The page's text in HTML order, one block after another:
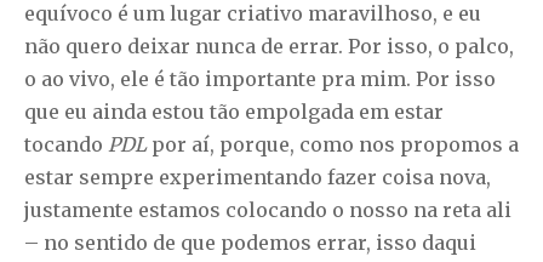
equívoco é um lugar criativo maravilhoso, e eu
não quero deixar nunca de errar. Por isso, o palco,
o ao vivo, ele é tão importante pra mim. Por isso
que eu ainda estou tão empolgada em estar
tocando PDLpor aí, porque, como nos propomos a
estar sempre experimentando fazer coisa nova,
justamente estamos colocando o nosso na reta ali
– no sentido de que podemos errar, isso daqui